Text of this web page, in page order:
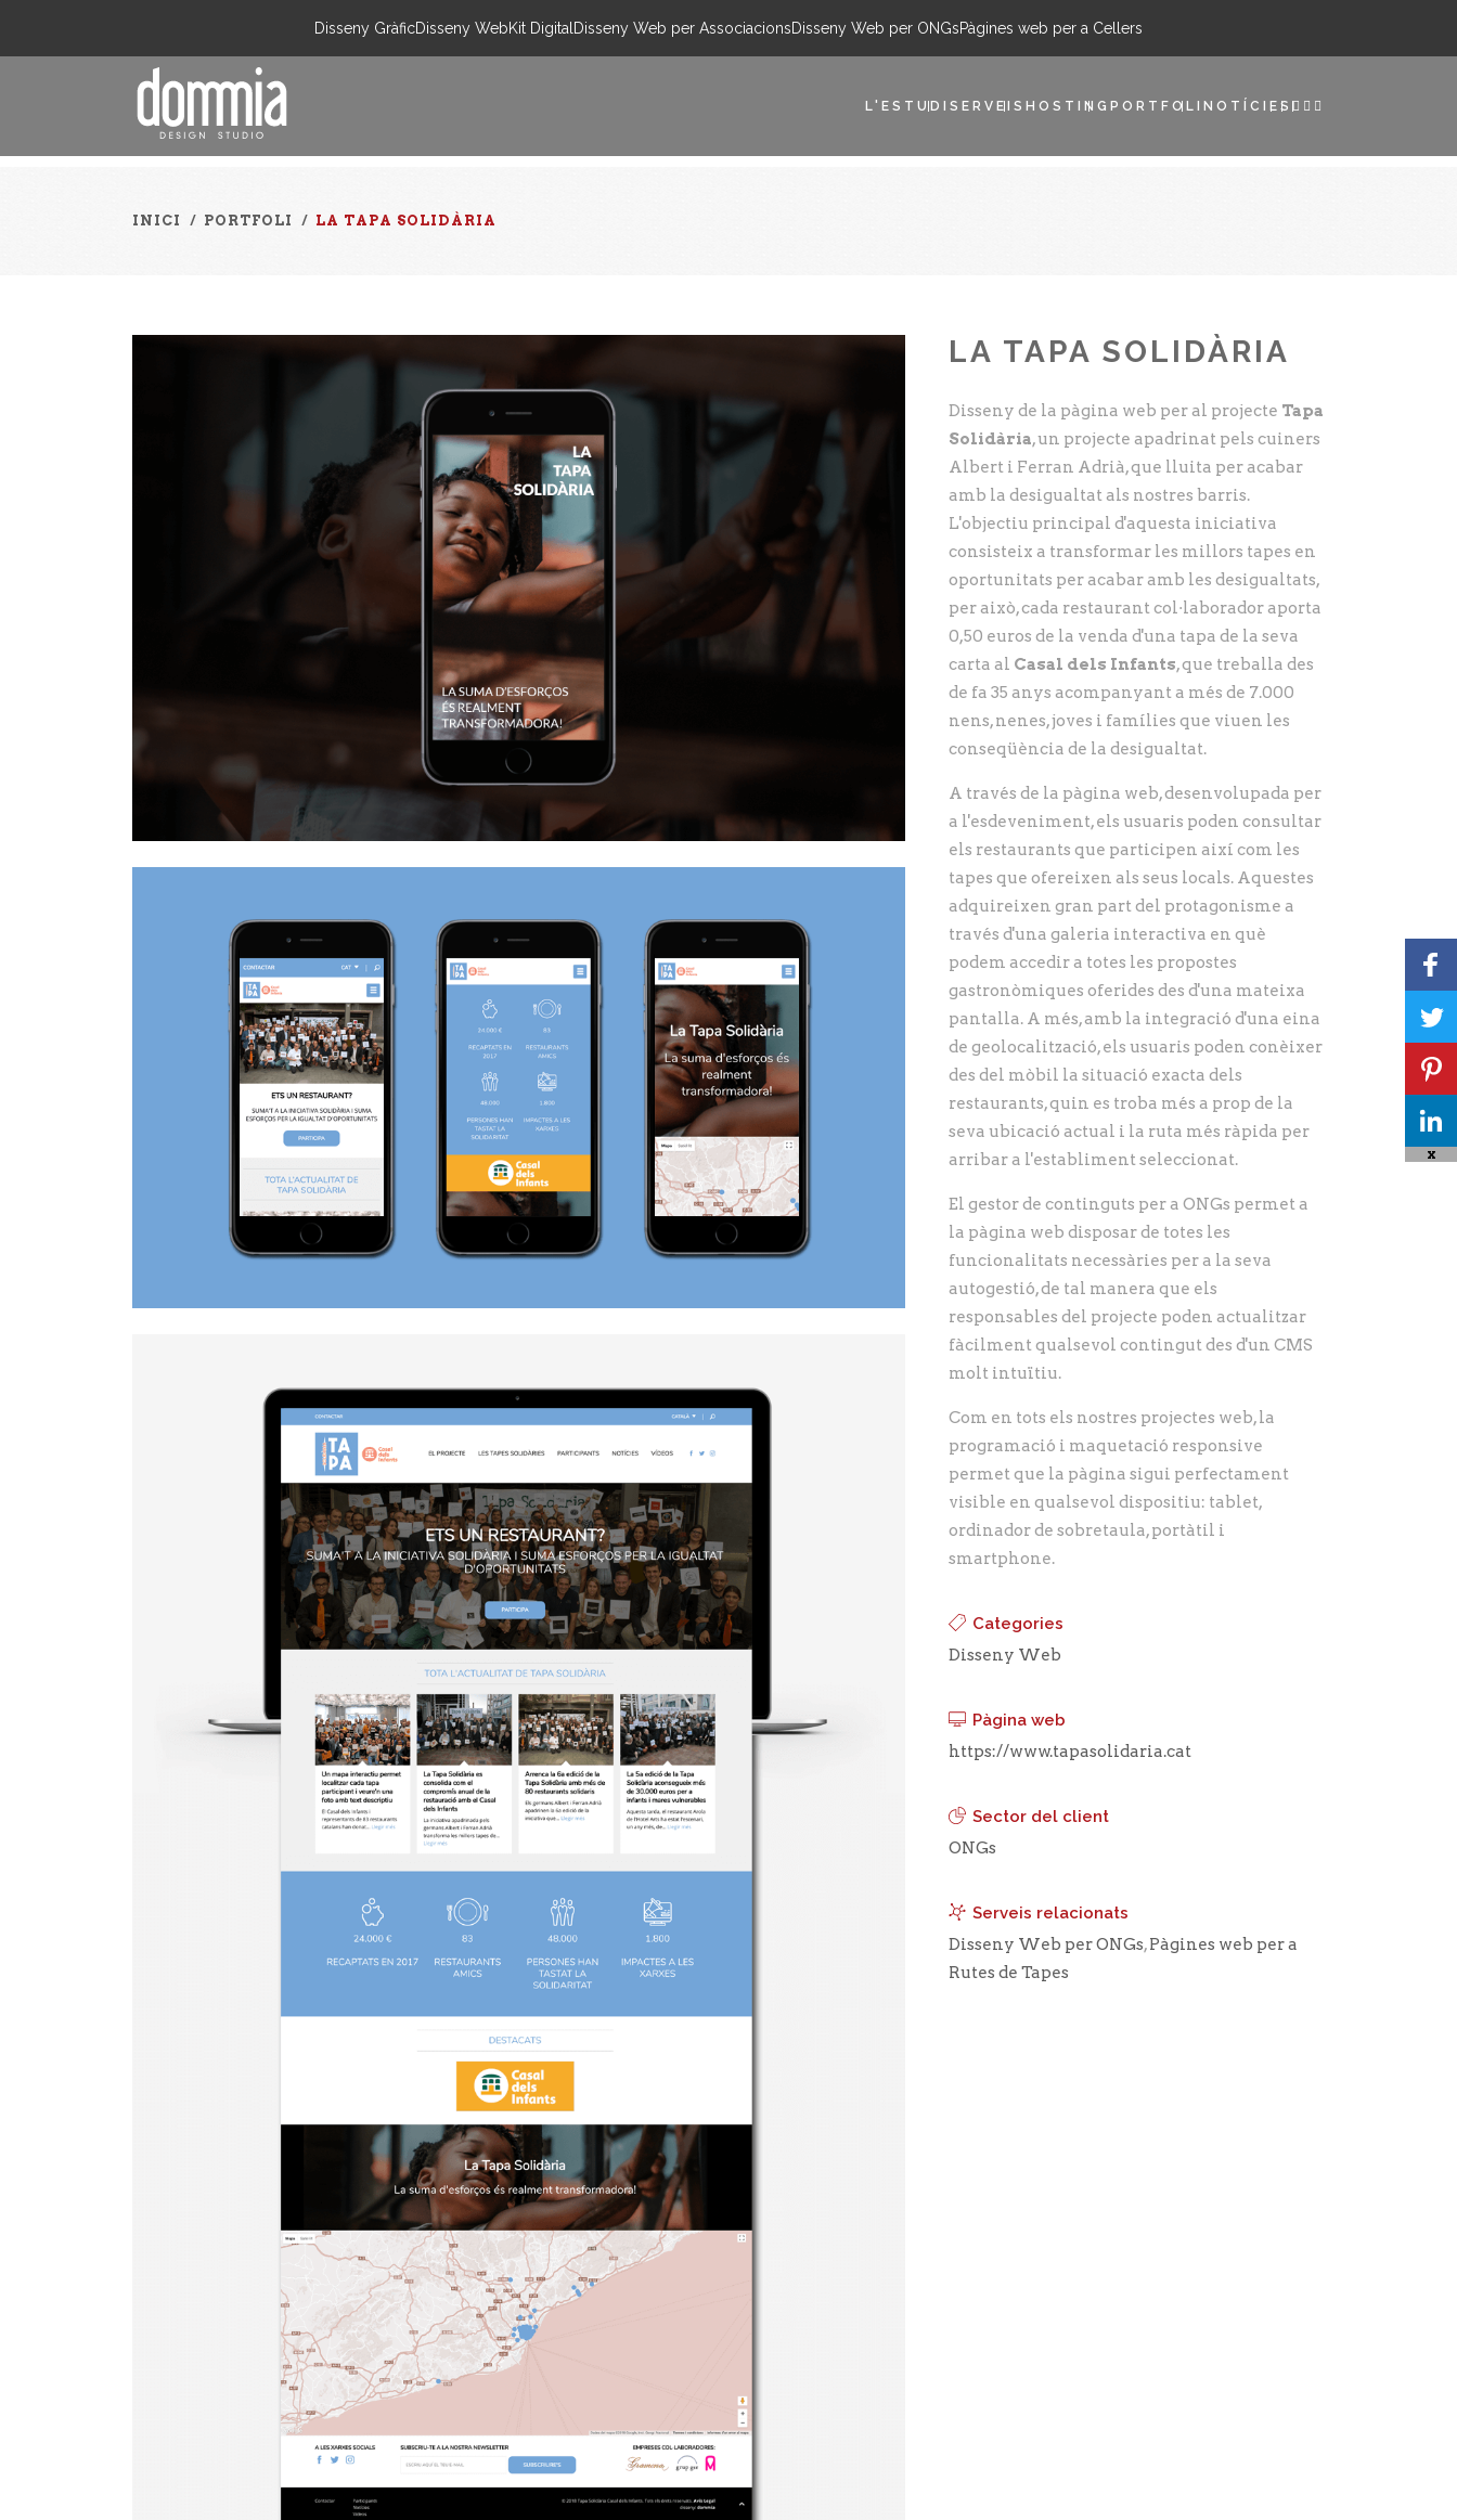
Disseny GràficDisseny WebKit Digital Disseny Web per AssociacionsDisseny Web per ONGsPàgines web per a Cellers
L'ESTUDI SERVEIS HOSTING PORTFOLI NOTÍCIES
INICI / PORTFOLI / LA TAPA SOLIDÀRIA
LA TAPA SOLIDÀRIA
Disseny de la pàgina web per al projecte Tapa
Solidària, un projecte apadrinat pels cuiners
Albert i Ferran Adrià, que lluita per acabar
amb la desigualtat als nostres barris.
L'objectiu principal d'aquesta iniciativa
consisteix a transformar les millors tapes en
oportunitats per acabar amb les desigualtats,
per això, cada restaurant col·laborador aporta
0,50 euros de la venda d'una tapa de la seva
carta al Casal dels Infants, que treballa des
de fa 35 anys acompanyant a més de 7.000
nens, nenes, joves i famílies que viuen les
conseqüència de la desigualtat.
A través de la pàgina web, desenvolupada per
a l'esdeveniment, els usuaris poden consultar
els restaurants que participen així com les
tapes que ofereixen als seus locals. Aquestes
adquireixen gran part del protagonisme a
través d'una galeria interactiva en què
podem accedir a totes les propostes
gastronòmiques oferides des d'una mateixa
pantalla. A més, amb la integració d'una eina
de geolocalització, els usuaris poden conèixer
des del mòbil la situació exacta dels
restaurants, quin es troba més a prop de la
seva ubicació actual i la ruta més ràpida per
arribar a l'establiment seleccionat.
El gestor de continguts per a ONGs permet a
la pàgina web disposar de totes les
funcionalitats necessàries per a la seva
autogestió, de tal manera que els
responsables del projecte poden actualitzar
fàcilment qualsevol contingut des d'un CMS
molt intuïtiu.
Com en tots els nostres projectes web, la
programació i maquetació responsive
permet que la pàgina sigui perfectament
visible en qualsevol dispositiu: tablet,
ordinador de sobretaula, portàtil i
smartphone.
Categories
Disseny Web
Pàgina web
https://www.tapasolidaria.cat
Sector del client
ONGs
Serveis relacionats
Disseny Web per ONGs,Pàgines web per a
Rutes de Tapes
X